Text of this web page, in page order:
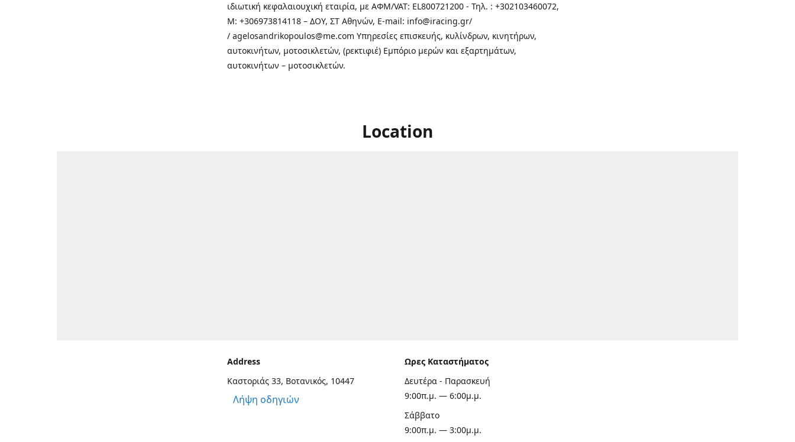
ιδιωτική κεφαλαιουχική εταιρία, με ΑΦΜ/VAT: EL800721200 - Τηλ. : +302103460072,
M: +306973814118 – ΔΟΥ, ΣΤ Αθηνών, E-mail: info@iracing.gr/
/ agelosandrikopoulos@me.com Υπηρεσίες επισκευής, κυλίνδρων, κινητήρων,
αυτοκινήτων, μοτοσικλετών, (ρεκτιφιέ) Εμπόριο μερών και εξαρτημάτων,
αυτοκινήτων – μοτοσικλετών.
Location
Address
Καστοριάς 33, Βοτανικός, 10447
Λήψη οδηγιών
Ωρες Καταστήματος
Δευτέρα - Παρασκευή
9:00π.μ. — 6:00μ.μ.
Σάββατο
9:00π.μ. — 3:00μ.μ.